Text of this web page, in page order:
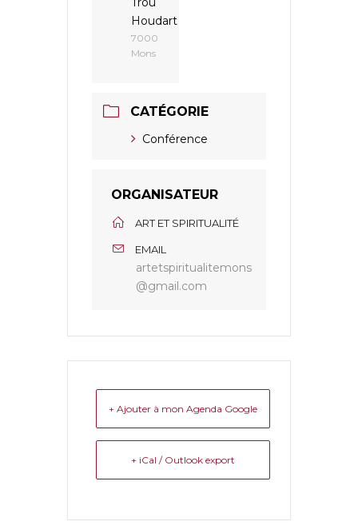
Houdart
7000
Mons
CATÉGORIE
Conférence
ORGANISATEUR
ART ET SPIRITUALITÉ
EMAIL
artetspiritualitemons
@gmail.com
+ Ajouter à mon Agenda Google
+ iCal / Outlook export